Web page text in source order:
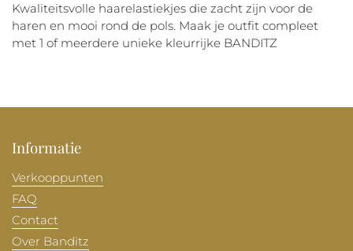
Kwaliteitsvolle haarelastiekjes die zacht zijn voor de
haren en mooi rond de pols. Maak je outfit compleet
met 1 of meerdere unieke kleurrijke BANDITZ
Informatie
Verkooppunten
FAQ
Contact
Over Banditz